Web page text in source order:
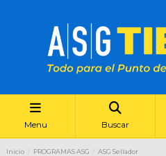
Menu Buscar
Inicio PROGRAMAS ASG ASG Sellador